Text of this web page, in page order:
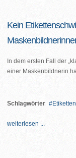
Kein
In dem ersten Fall der
einer Maskenbildnerin
…
Schlagwörter
weiterlesen ...